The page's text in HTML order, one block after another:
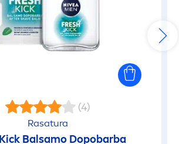
(4)
Rasatura
Kick Balsamo Dopobarba